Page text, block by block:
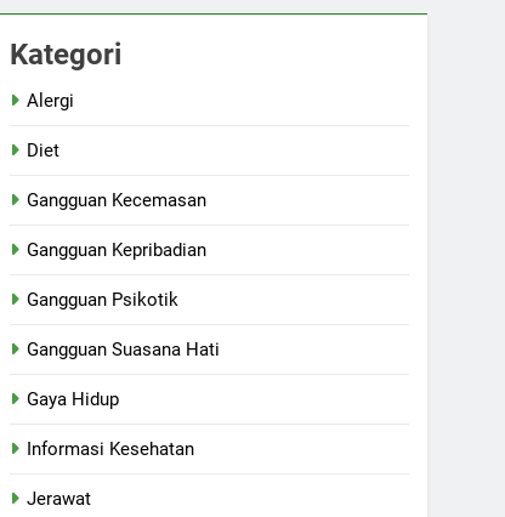
Kategori
Alergi
Diet
Gangguan Kecemasan
Gangguan Kepribadian
Gangguan Psikotik
Gangguan Suasana Hati
Gaya Hidup
Informasi Kesehatan
Jerawat